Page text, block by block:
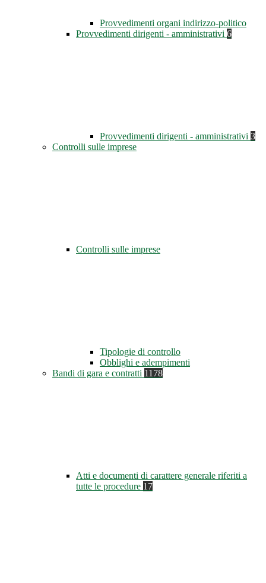
Provvedimenti organi indirizzo-politico
Provvedimenti dirigenti - amministrativi 6
Provvedimenti dirigenti - amministrativi 3
Controlli sulle imprese
Controlli sulle imprese
Tipologie di controllo
Obblighi e adempimenti
Bandi di gara e contratti 1178
Atti e documenti di carattere generale riferiti a
tutte le procedure 17